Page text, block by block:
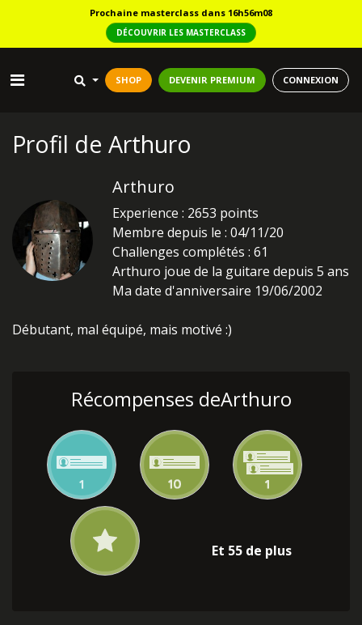
Prochaine masterclass dans 16h56m07
DÉCOUVRIR LES MASTERCLASS
SHOP DEVENIR PREMIUM CONNEXION
Profil de Arthuro
Arthuro
Experience : 2653 points
Membre depuis le : 04/11/20
Challenges complétés : 61
Arthuro joue de la guitare depuis 5 ans
Ma date d'anniversaire 19/06/2002
Débutant, mal équipé, mais motivé :)
Récompenses deArthuro
Et 55 de plus